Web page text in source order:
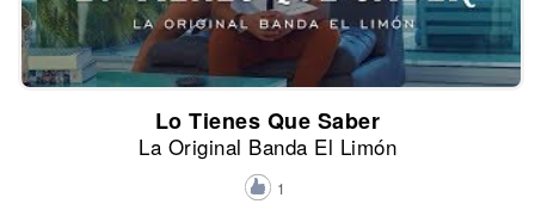
Lo Tienes Que Saber
La Original Banda El Limón
1